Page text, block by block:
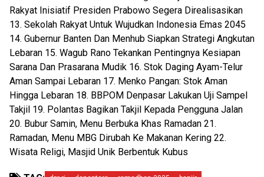
Rakyat Inisiatif Presiden Prabowo Segera Direalisasikan
13. Sekolah Rakyat Untuk Wujudkan Indonesia Emas 2045
14. Gubernur Banten Dan Menhub Siapkan Strategi Angkutan
Lebaran 15. Wagub Rano Tekankan Pentingnya Kesiapan
Sarana Dan Prasarana Mudik 16. Stok Daging Ayam-Telur
Aman Sampai Lebaran 17. Menko Pangan: Stok Aman
Hingga Lebaran 18. BBPOM Denpasar Lakukan Uji Sampel
Takjil 19. Polantas Bagikan Takjil Kepada Pengguna Jalan
20. Bubur Samin, Menu Berbuka Khas Ramadan 21.
Ramadan, Menu MBG Dirubah Ke Makanan Kering 22.
Wisata Religi, Masjid Unik Berbentuk Kubus